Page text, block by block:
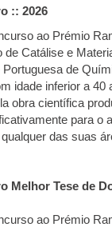
:: 2026
ao Prémio
de Catálise e
de
idade inferior a 40
obra científica
para o
das suas
Melhor Tese de
ao Prémio